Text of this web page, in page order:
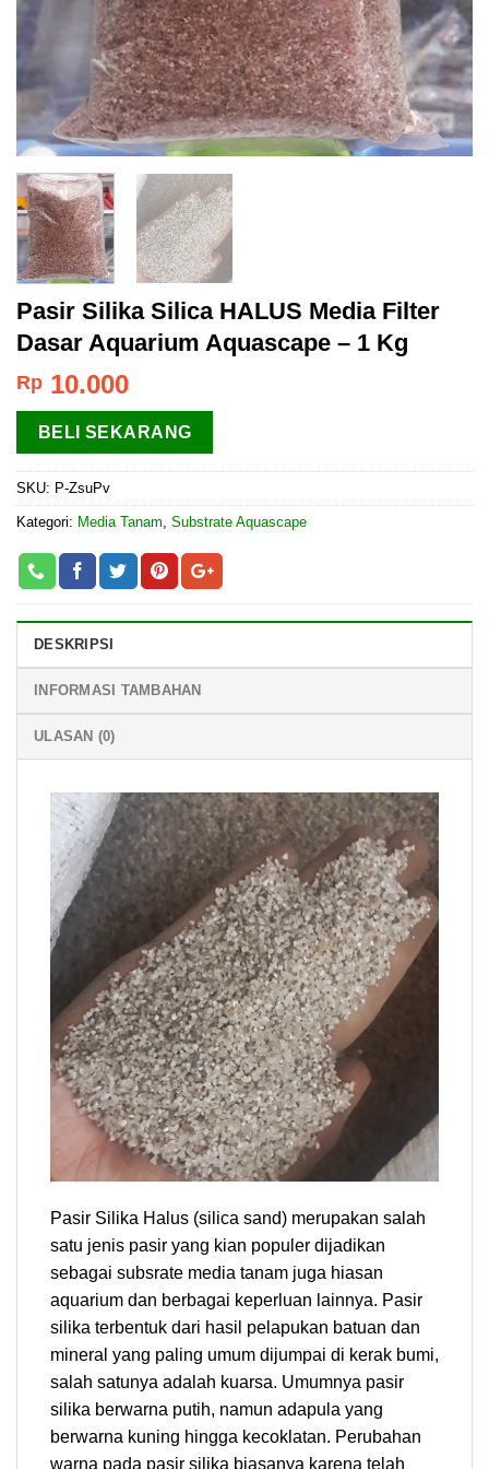
Pasir Silika Silica HALUS Media Filter
Dasar Aquarium Aquascape – 1 Kg
Rp 10.000
BELI SEKARANG
SKU: P-ZsuPv
Kategori: Media Tanam Substrate Aquascape
DESKRIPSI
INFORMASI TAMBAHAN
ULASAN (0)
Pasir Silika Halus (silica sand) merupakan salah
satu jenis pasir yang kian populer dijadikan
sebagai subsrate media tanam juga hiasan
aquarium dan berbagai keperluan lainnya. Pasir
silika terbentuk dari hasil pelapukan batuan dan
mineral yang paling umum dijumpai di kerak bumi,
salah satunya adalah kuarsa. Umumnya pasir
silika berwarna putih, namun adapula yang
berwarna kuning hingga kecoklatan. Perubahan
warna pada pasir silika biasanya karena telah